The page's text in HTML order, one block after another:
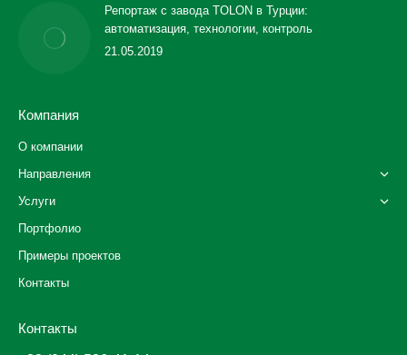
Репортаж с завода TOLON в Турции:
автоматизация, технологии, контроль
21.05.2019
Компания
О компании
Направления
Услуги
Портфолио
Примеры проектов
Контакты
Контакты